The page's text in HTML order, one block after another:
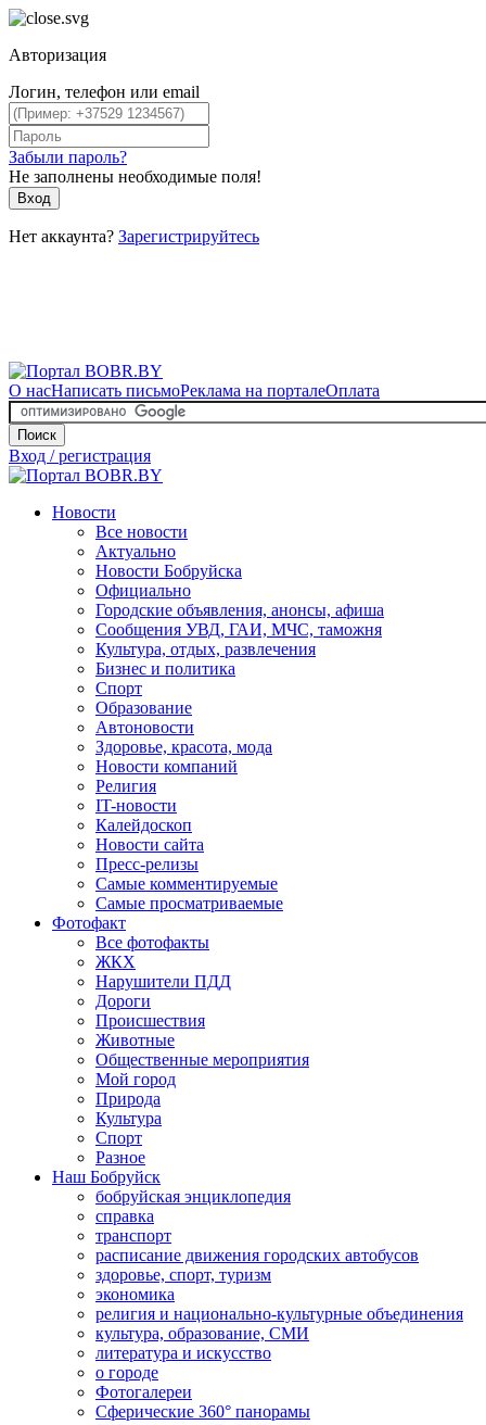
Авторизация
Логин, телефон или email
Забыли пароль?
Не заполнены необходимые поля!
Вход
Нет аккаунта? Зарегистрируйтесь
О насНаписать письмоРеклама на порталеОплата
Поиск
Вход / регистрация
Новости
Все новости
Актуально
Новости Бобруйска
Официально
Городские объявления, анонсы, афиша
Сообщения УВД, ГАИ, МЧС, таможня
Культура, отдых, развлечения
Бизнес и политика
Спорт
Образование
Автоновости
Здоровье, красота, мода
Новости компаний
Религия
IT-новости
Калейдоскоп
Новости сайта
Пресс-релизы
Самые комментируемые
Самые просматриваемые
Фотофакт
Все фотофакты
ЖКХ
Нарушители ПДД
Дороги
Происшествия
Животные
Общественные мероприятия
Мой город
Природа
Культура
Спорт
Разное
Наш Бобруйск
бобруйская энциклопедия
справка
транспорт
расписание движения городских автобусов
здоровье, спорт, туризм
экономика
религия и национально-культурные объединения
культура, образование, СМИ
литература и искусство
о городе
Фотогалереи
Сферические 360° панорамы